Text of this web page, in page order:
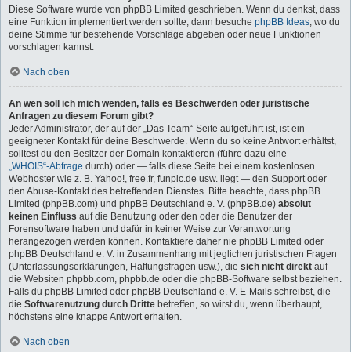
Diese Software wurde von phpBB Limited geschrieben. Wenn du denkst, dass
eine Funktion implementiert werden sollte, dann besuche phpBB Ideas, wo du
deine Stimme für bestehende Vorschläge abgeben oder neue Funktionen
vorschlagen kannst.
Nach oben
An wen soll ich mich wenden, falls es Beschwerden oder juristische
Anfragen zu diesem Forum gibt?
Jeder Administrator, der auf der „Das Team“-Seite aufgeführt ist, ist ein
geeigneter Kontakt für deine Beschwerde. Wenn du so keine Antwort erhältst,
solltest du den Besitzer der Domain kontaktieren (führe dazu eine
„WHOIS“-Abfrage durch) oder — falls diese Seite bei einem kostenlosen
Webhoster wie z. B. Yahoo!, free.fr, funpic.de usw. liegt — den Support oder
den Abuse-Kontakt des betreffenden Dienstes. Bitte beachte, dass phpBB
Limited (phpBB.com) und phpBB Deutschland e. V. (phpBB.de) absolut
keinen Einfluss auf die Benutzung oder den oder die Benutzer der
Forensoftware haben und dafür in keiner Weise zur Verantwortung
herangezogen werden können. Kontaktiere daher nie phpBB Limited oder
phpBB Deutschland e. V. in Zusammenhang mit jeglichen juristischen Fragen
(Unterlassungserklärungen, Haftungsfragen usw.), die sich nicht direkt auf
die Websiten phpbb.com, phpbb.de oder die phpBB-Software selbst beziehen.
Falls du phpBB Limited oder phpBB Deutschland e. V. E-Mails schreibst, die
die Softwarenutzung durch Dritte betreffen, so wirst du, wenn überhaupt,
höchstens eine knappe Antwort erhalten.
Nach oben